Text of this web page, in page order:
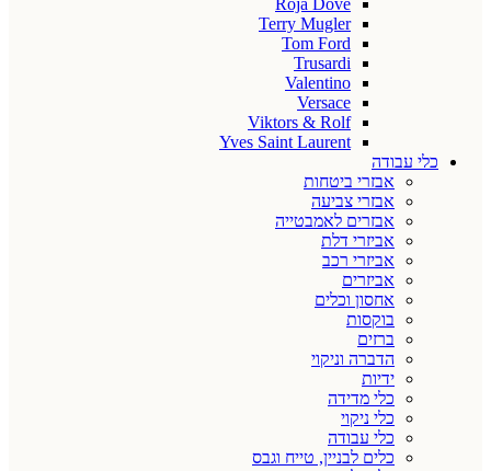
Roja Dove
Terry Mugler
Tom Ford
Trusardi
Valentino
Versace
Viktors & Rolf
Yves Saint Laurent
כלי עבודה
אבזרי ביטחות
אבזרי צביעה
אבזרים לאמבטייה
אביזרי דלת
אביזרי רכב
אביזרים
אחסון וכלים
בוקסות
ברזים
הדברה וניקוי
ידיות
כלי מדידה
כלי ניקוי
כלי עבודה
כלים לבניין, טייח וגבס